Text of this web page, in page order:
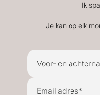
Ik
Je kan op elk